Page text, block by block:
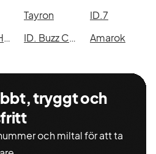
Tayron
ID.7
Tiguan eHybrid ID. Buzz Cargo Amarok
tryggt och
och miltal för att ta